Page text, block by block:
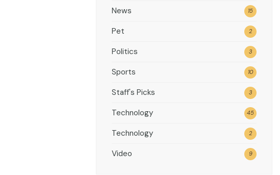
News 15
Pet 2
Politics 3
Sports 10
Staff's Picks 3
Technology 45
Technology 2
Video 9